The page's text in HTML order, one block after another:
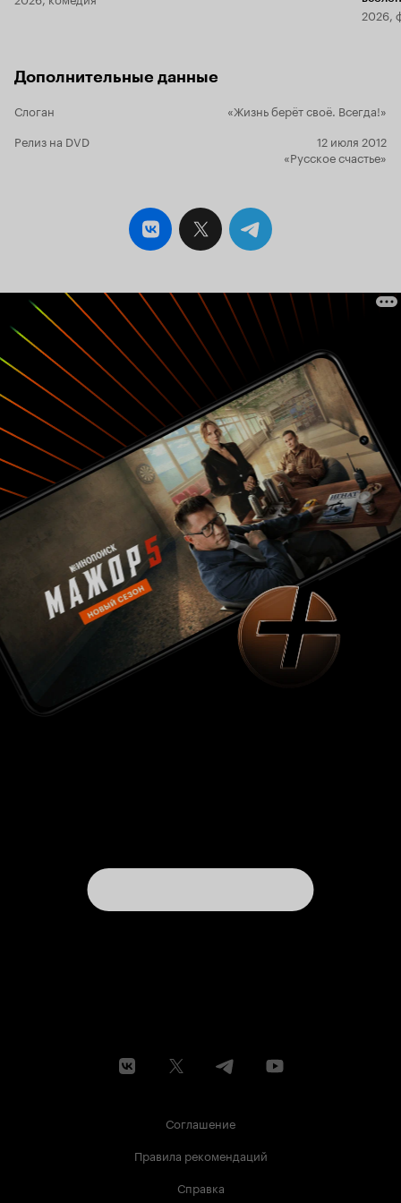
2026,
Дополнительные данные
Слоган
«Жизнь берёт своё. Всегда!»
Релиз на DVD
12 июля 2012
«Русское счастье»
Соглашение
Правила рекомендаций
Справка